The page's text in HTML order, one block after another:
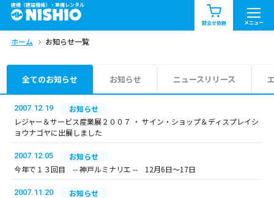
建機（建設機械）・重機レンタル
問合せ依頼 メニュー
商品一覧 お知らせ一覧
問合せ依頼リスト
エリア情報を見る
中部
九州・沖縄（外部）
ホーム お知らせ一覧
全てのお知らせ お知らせ ニュースリリース
2007.12.19
お知らせ
レジャー＆サービス産業展２００７ ・ サイン・ショップ＆ディスプレイシ
ョウナゴヤに出展しました
2007.12.05
お知らせ
今年で１３回目 -- 神戸ルミナリエ -- 12月6日～17日
2007.11.20
お知らせ